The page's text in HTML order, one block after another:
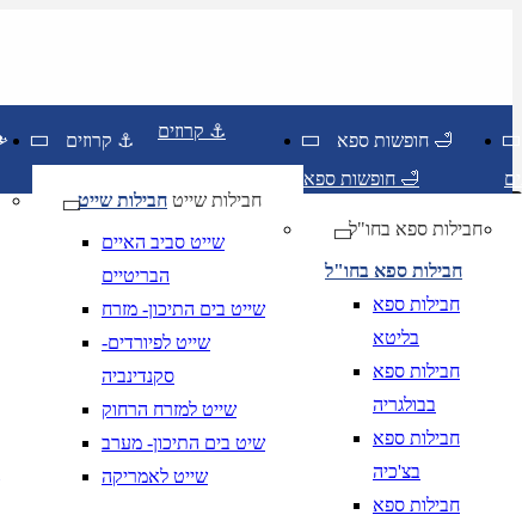
קרוזים ⚓ קרוזים ⚓
חבילות שייט חבילות שייט
שייט סביב האיים
הבריטיים
שייט בים התיכון- מזרח
שייט לפיורדים-
סקנדינביה
שייט למזרח הרחוק
שיט בים התיכון- מערב
שייט לאמריקה
חופשות ספא 🛁
חופשות ספא 🛁
חבילות ספא בחו"ל
חבילות ספא בחו"ל
חבילות ספא
בליטא
חבילות ספא
בבולגריה
חבילות ספא
בצ'כיה
חבילות ספא
יום בשתי ספרות קו נטוי חודש בשתי ספרות קו נטוי